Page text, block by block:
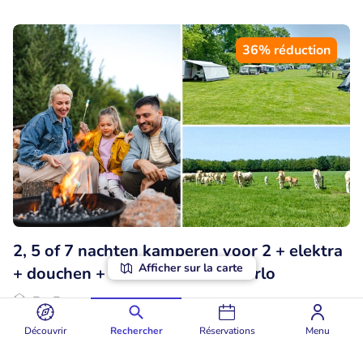
Découvrir Rechercher Réservations Menu
Afficher sur la carte
36% réduction
2, 5 of 7 nachten kamperen voor 2 + elektra
+ douchen + warm water in Ruurlo
De Dennemaat
Ruurlo (73km)